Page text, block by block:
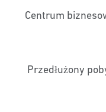
Centrum
Przedłużony